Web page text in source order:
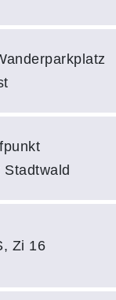
Stadtwald
Zi 16